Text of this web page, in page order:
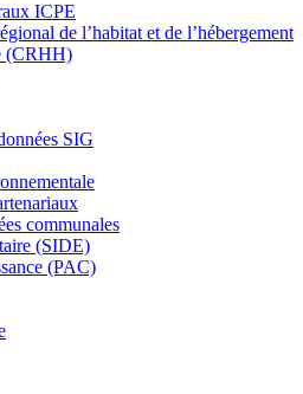
ICPE
de l’habitat et de l’hébergement
(CRHH)
SIG
communales
(SIDE)
(PAC)